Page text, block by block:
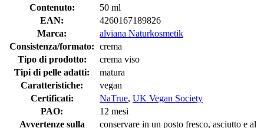
Contenuto:
50 ml
EAN:
4260167189826
Marca:
alviana Naturkosmetik
Consistenza/formato: crema
Tipo di prodotto:
crema viso
Tipi di pelle adatti:
matura
Caratteristiche:
vegan
Certificati:
NaTrue, UK Vegan Society
PAO:
12 mesi
Avvertenze sulla
conservare in un posto fresco, asciutto e al